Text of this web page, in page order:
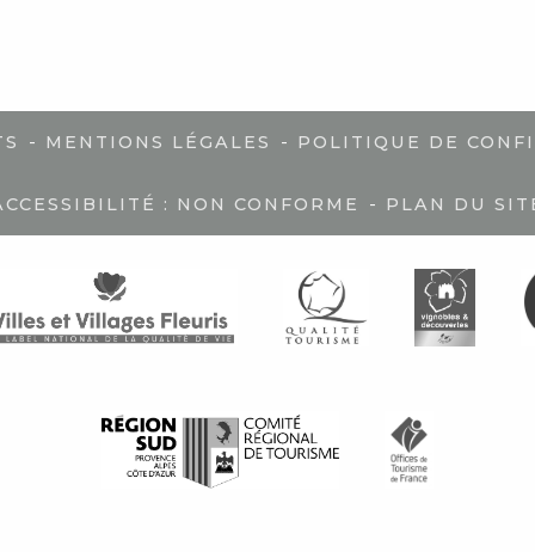
- MENTIONS LÉGALES - POLITIQUE DE
: NON CONFORME - PLAN DU